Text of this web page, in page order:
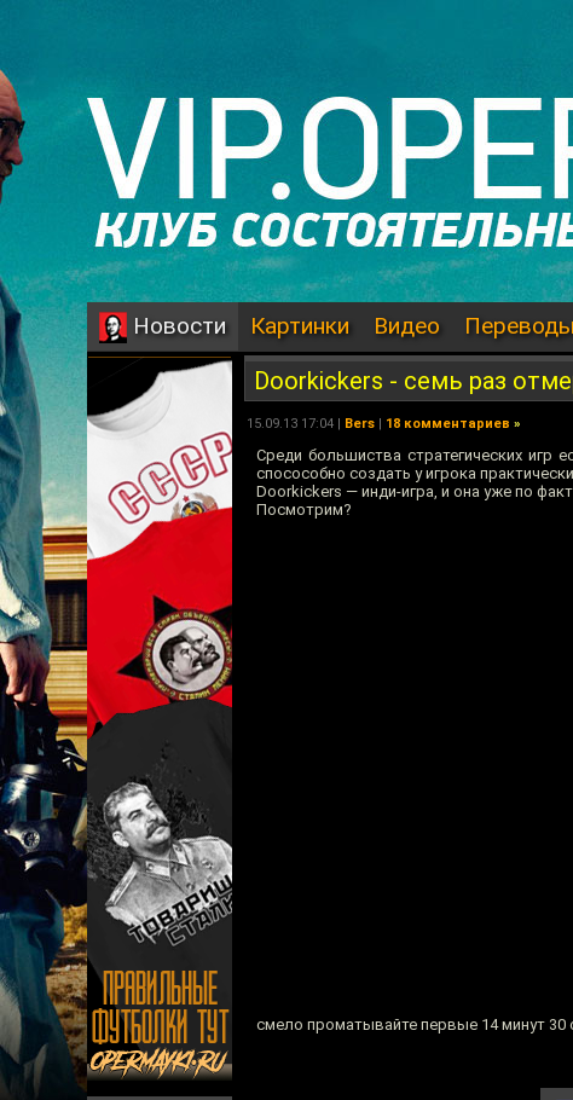
Новости Картинки Видео Переводы
Doorkickers - семь раз
15.09.13 17:04 | Bers | 18 комментариев »
Среди большиства стратегических игр
спосособно создать у игрока
Doorkickers — инди-игра, и она уже по
Посмотрим?
смело проматывайте первые 14 минут 30